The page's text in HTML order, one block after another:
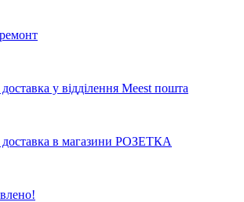
у відділення Meest пошта
доставка в магазини РОЗЕТКА